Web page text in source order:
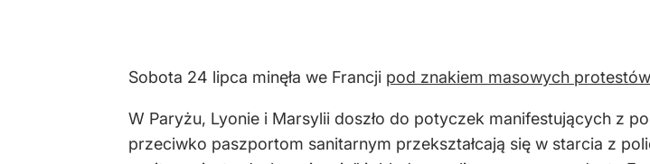
Sobota 24 lipca minęła we Francji pod znakiem masowych protestów
W Paryżu, Lyonie i Marsylii doszło do potyczek manifestujących z
przeciwko paszportom sanitarnym przekształcają się w starcia z